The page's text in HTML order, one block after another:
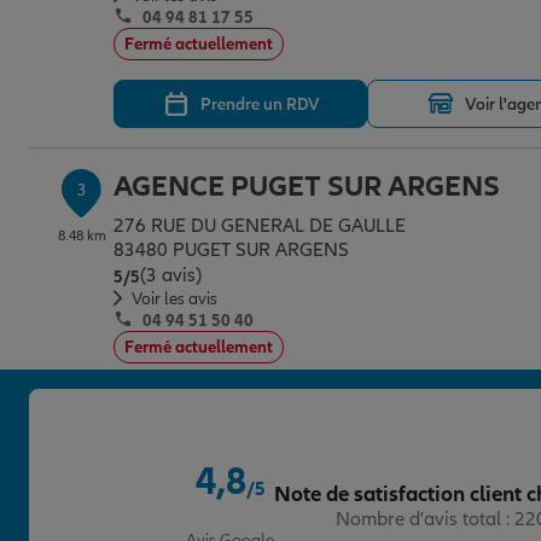
04 94 81 17 55
Fermé actuellement
Prendre un RDV Voir
3
8.48 km
AGENCE PUGET SUR ARGENS
276 RUE DU GENERAL DE GAULLE
83480 PUGET SUR ARGENS
5/5Note de 5 sur 5
(3 avis)
Voir les avis
04 94 51 50 40
Fermé actuellement
AGENCE DRAGUIGNAN TRANS
BD DES MARTYRS DE LA RESISTANCE
4,8/5 Note de satisfaction client
Nombre d'avis total :